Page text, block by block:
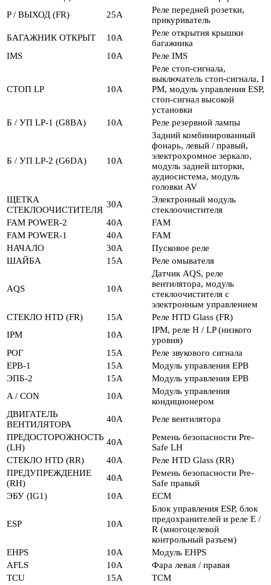
P / ВЫХОД (FR)
25А
Реле передней розетки,
прикуриватель
БАГАЖНИК ОТКРЫТ
10А
Реле открытия крышки
багажника
IMS
10А Реле IMS
СТОП LP 10А
Реле стоп-сигнала,
выключатель стоп-сигнала, I
PM, модуль управления ESP,
стоп-сигнал высокой
установки
Б / УП LP-1 (G8BA)
10А Реле резервной лампы
Б / УП LP-2 (G6DA) 10А
Задний комбинированный
фонарь, левый / правый,
электрохромное зеркало,
модуль задней шторки,
аудиосистема, модуль
головки AV
ЩЕТКА
СТЕКЛООЧИСТИТЕЛЯ
30А
Электронный модуль
стеклоочистителя
FAM POWER-2
40А
FAM
FAM POWER-1
40А
FAM
НАЧАЛО
30А
Пусковое реле
ШАЙБА
15А Реле омывателя
AQS 10А
Датчик AQS, реле
вентилятора, модуль
стеклоочистителя с
электронным управлением
СТЕКЛО HTD (FR)
15А
Реле HTD Glass (FR)
IPM
10А
IPM, реле H / LP (низкого
уровня)
РОГ
15А
Реле звукового сигнала
EPB-1
15А
Модуль управления EPB
ЭПБ-2
15А
Модуль управления EPB
A / CON
10А
Модуль управления
кондиционером
ДВИГАТЕЛЬ
ВЕНТИЛЯТОРА
40А
Реле вентилятора
ПРЕДОСТОРОЖНОСТЬ
(LH)
40А
Ремень безопасности Pre-
Safe LH
СТЕКЛО HTD (RR)
40А
Реле HTD Glass (RR)
ПРЕДУПРЕЖДЕНИЕ
(RH)
40А
Ремень безопасности Pre-
Safe правый
ЭБУ (IG1)
10А ECM
ESP 10А
Блок управления ESP, блок
предохранителей и реле E /
R (многоцелевой
контрольный разъем)
EHPS
10А
Модуль EHPS
AFLS
10А
Фара левая / правая
TCU
15А TCM